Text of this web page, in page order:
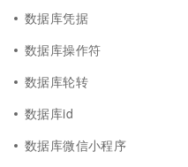
数据库凭据
数据库操作符
数据库轮转
数据库id
数据库微信小程序